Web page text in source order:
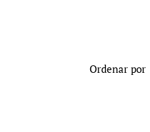
Ordenar por